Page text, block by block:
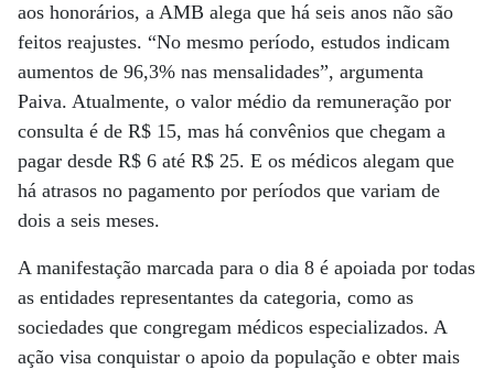
aos honorários, a AMB alega que há seis anos não são
feitos reajustes. “No mesmo período, estudos indicam
aumentos de 96,3% nas mensalidades”, argumenta
Paiva. Atualmente, o valor médio da remuneração por
consulta é de R$ 15, mas há convênios que chegam a
pagar desde R$ 6 até R$ 25. E os médicos alegam que
há atrasos no pagamento por períodos que variam de
dois a seis meses.
A manifestação marcada para o dia 8 é apoiada por todas
as entidades representantes da categoria, como as
sociedades que congregam médicos especializados. A
ação visa conquistar o apoio da população e obter mais